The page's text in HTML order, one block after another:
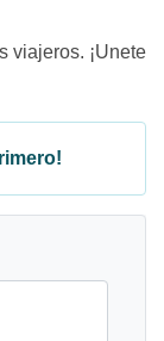
viajeros. ¡Unete